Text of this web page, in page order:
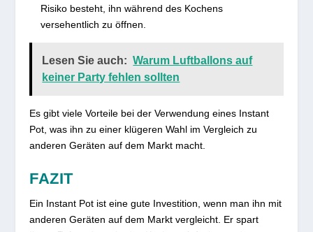
Risiko besteht, ihn während des Kochens
versehentlich zu öffnen.
Lesen Sie auch: Warum Luftballons auf
keiner Party fehlen sollten
Es gibt viele Vorteile bei der Verwendung eines Instant
Pot, was ihn zu einer klügeren Wahl im Vergleich zu
anderen Geräten auf dem Markt macht.
FAZIT
Ein Instant Pot ist eine gute Investition, wenn man ihn mit
anderen Geräten auf dem Markt vergleicht. Er spart